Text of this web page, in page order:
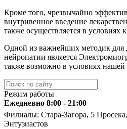
Кроме того, чрезвычайно
внутривенное введение
также осуществляется в условиях
Одной из важнейших методик для
нейропатии является
также возможно в условиях
Режим работы
Ежедневно 8:00 - 21:00
Филиалы: Стара-Загора, 5
Энтузиастов